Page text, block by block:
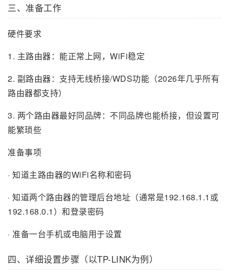
三、准备工作
硬件要求
1. 主路由器：能正常上网，WiFi稳定
2. 副路由器：支持无线桥接/WDS功能（2026年几乎所有
路由器都支持）
3. 两个路由器最好同品牌：不同品牌也能桥接，但设置可
能繁琐些
准备事项
· 知道主路由器的WiFi名称和密码
· 知道两个路由器的管理后台地址（通常是192.168.1.1或
192.168.0.1）和登录密码
· 准备一台手机或电脑用于设置
四、详细设置步骤（以TP-LINK为例）